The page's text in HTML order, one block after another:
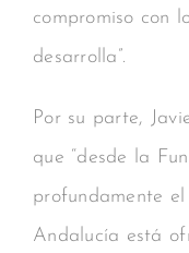
compromiso con
desarrolla”.
Por su parte,
que “desde la
profundamente
Andalucía está